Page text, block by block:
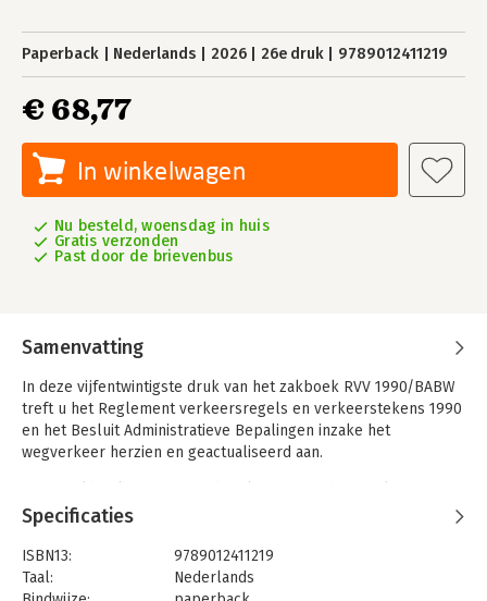
Paperback Nederlands 2026 26e druk 9789012411219
€ 68,77
In winkelwagen
Nu besteld, woensdag in huis
Gratis verzonden
Past door de brievenbus
Samenvatting
In deze vijfentwintigste druk van het zakboek RVV 1990/BABW
treft u het Reglement verkeersregels en verkeerstekens 1990
en het Besluit Administratieve Bepalingen inzake het
wegverkeer herzien en geactualiseerd aan.
verkeersregels en verkeerstekens 1990 en het Besluit
administratieve bepalingen inzake het wegverkeer herzien en
geactualiseerd.
In deze vijfentwintigste druk van het zakboek RVV treft u de
Specificaties
ISBN13:
9789012411219
Taal:
Nederlands